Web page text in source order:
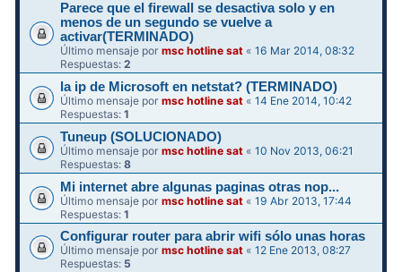
Parece que el firewall se desactiva solo y en
menos de un segundo se vuelve a
activar(TERMINADO)
Último mensaje pormsc hotline sat «16 Mar 2014, 08:32
Respuestas:2
la ip de Microsoft en netstat? (TERMINADO)
Último mensaje pormsc hotline sat «14 Ene 2014, 10:42
Respuestas:1
Tuneup (SOLUCIONADO)
Último mensaje pormsc hotline sat «10 Nov 2013, 06:21
Respuestas:8
Mi internet abre algunas paginas otras nop...
Último mensaje pormsc hotline sat «19 Abr 2013, 17:44
Respuestas:1
Configurar router para abrir wifi sólo unas horas
Último mensaje pormsc hotline sat «12 Ene 2013, 08:27
Respuestas: 5